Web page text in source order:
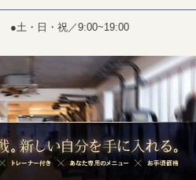
●土・日・祝／9:00~19:00